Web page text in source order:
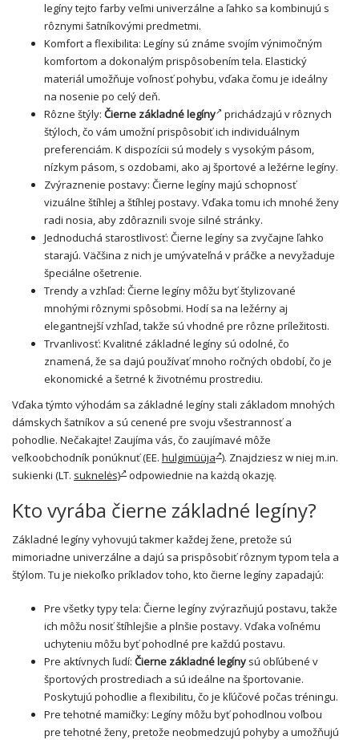
legíny tejto farby veľmi univerzálne a ľahko sa kombinujú s
rôznymi šatníkovými predmetmi.
Komfort a flexibilita: Legíny sú známe svojím výnimočným
komfortom a dokonalým prispôsobením tela. Elastický
materiál umožňuje voľnosť pohybu, vďaka čomu je ideálny
na nosenie po celý deň.
Rôzne štýly: Čierne základné legíny
prichádzajú v rôznych
štýloch, čo vám umožní prispôsobiť ich individuálnym
preferenciám. K dispozícii sú modely s vysokým pásom,
nízkym pásom, s ozdobami, ako aj športové a ležérne legíny.
Zvýraznenie postavy: Čierne legíny majú schopnosť
vizuálne štíhlej a štíhlej postavy. Vďaka tomu ich mnohé ženy
radi nosia, aby zdôraznili svoje silné stránky.
Jednoduchá starostlivosť: Čierne legíny sa zvyčajne ľahko
starajú. Väčšina z nich je umývateľná v práčke a nevyžaduje
špeciálne ošetrenie.
Trendy a vzhľad: Čierne legíny môžu byť štylizované
mnohými rôznymi spôsobmi. Hodí sa na ležérny aj
elegantnejší vzhľad, takže sú vhodné pre rôzne príležitosti.
Trvanlivosť: Kvalitné základné legíny sú odolné, čo
znamená, že sa dajú používať mnoho ročných období, čo je
ekonomické a šetrné k životnému prostrediu.
Vďaka týmto výhodám sa základné legíny stali základom mnohých
dámskych šatníkov a sú cenené pre svoju všestrannosť a
pohodlie. Nečakajte! Zaujíma vás, čo zaujímavé môže
veľkoobchodník ponúknuť (EE. hulgimüüja ). Znajdziesz w niej m.in.
sukienki (LT. suknelės) odpowiednie na każdą okazję.
Kto vyrába čierne základné legíny?
Základné legíny vyhovujú takmer každej žene, pretože sú
mimoriadne univerzálne a dajú sa prispôsobiť rôznym typom tela a
štýlom. Tu je niekoľko príkladov toho, kto čierne legíny zapadajú:
Pre všetky typy tela: Čierne legíny zvýrazňujú postavu, takže
ich môžu nosiť štíhlejšie a plnšie postavy. Vďaka voľnému
uchyteniu môžu byť pohodlné pre každú postavu.
Pre aktívnych ľudí: Čierne základné legíny sú obľúbené v
športových prostrediach a sú ideálne na športovanie.
Poskytujú pohodlie a flexibilitu, čo je kľúčové počas tréningu.
Pre tehotné mamičky: Legíny môžu byť pohodlnou voľbou
pre tehotné ženy, pretože neobmedzujú pohyby a umožňujú